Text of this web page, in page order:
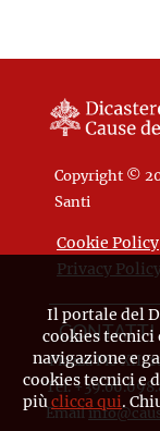
Copyright ©
Santi
Cookie Policy
Privacy
CONTATTI
Piazza Pio XII,
Tel.
Email
Il portale del
cookies tecnici
navigazione e
cookies tecnici e
piùclicca qui.